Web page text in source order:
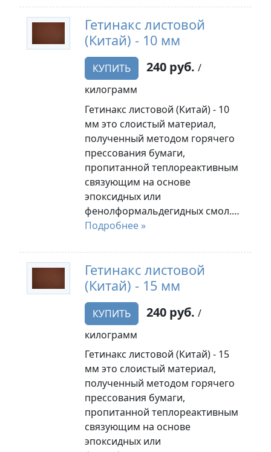
Гетинакс листовой
(Китай) - 10 мм
КУПИТЬ 240 руб. /
килограмм
Гетинакс листовой (Китай) - 10
мм это слоистый материал,
полученный методом горячего
прессования бумаги,
пропитанной теплореактивным
связующим на основе
эпоксидных или
фенолформальдегидных смол.…
Подробнее »
Гетинакс листовой
(Китай) - 15 мм
КУПИТЬ 240 руб. /
килограмм
Гетинакс листовой (Китай) - 15
мм это слоистый материал,
полученный методом горячего
прессования бумаги,
пропитанной теплореактивным
связующим на основе
эпоксидных или